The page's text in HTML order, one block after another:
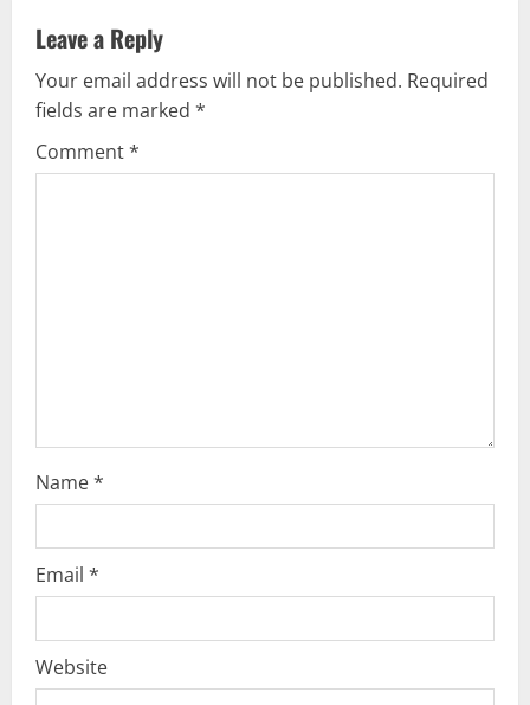
v
i
g
Leave a Reply
Your email address will not be published. Required
fields are marked *
Comment*
Name*
Email *
Website